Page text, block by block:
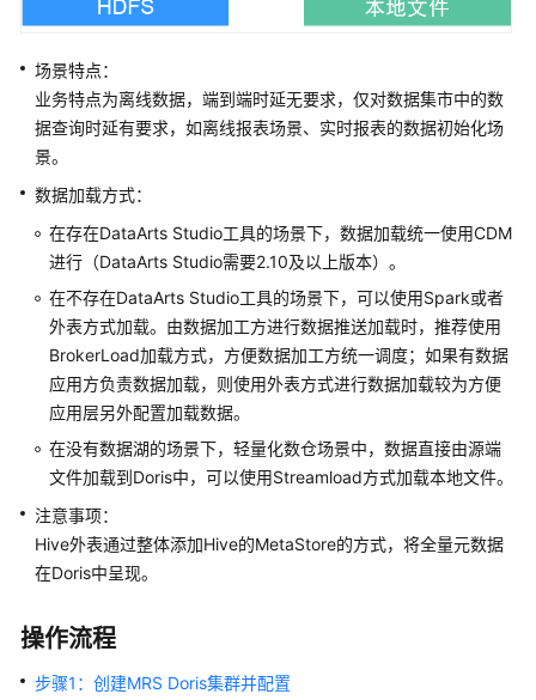
组
件
操
指
南
（LTS
组
件
操
作
指
南
通
版）
佳
实
践
场景特点：
业务特点为离线数据，端到端时延无要求，仅对数据集市中的数
据查询时延有要求，如离线报表场景、实时报表的数据初始化场
景。
数据加载方式：
在存在DataArts Studio工具的场景下，数据加载统一使用CDM
进行（DataArts Studio需要2.10及以上版本）。
在不存在DataArts Studio工具的场景下，可以使用Spark或者
外表方式加载。由数据加工方进行数据推送加载时，推荐使用
BrokerLoad加载方式，方便数据加工方统一调度；如果有数据
应用方负责数据加载，则使用外表方式进行数据加载较为方便
应用层另外配置加载数据。
在没有数据湖的场景下，轻量化数仓场景中，数据直接由源端
文件加载到Doris中，可以使用Streamload方式加载本地文件。
注意事项：
Hive外表通过整体添加Hive的MetaStore的方式，将全量元数据
在Doris中呈现。
操作流程
步骤1：创建MRS Doris集群并配置